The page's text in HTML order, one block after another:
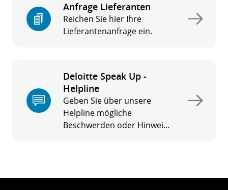
Anfrage Lieferanten
Reichen Sie hier Ihre
Lieferantenanfrage ein.
Deloitte Speak Up -
Helpline
Geben Sie über unsere
Helpline mögliche
Beschwerden oder Hinweise